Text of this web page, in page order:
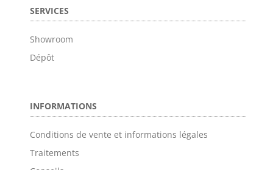
SERVICES
Showroom
Dépôt
INFORMATIONS
Conditions de vente et informations légales
Traitements